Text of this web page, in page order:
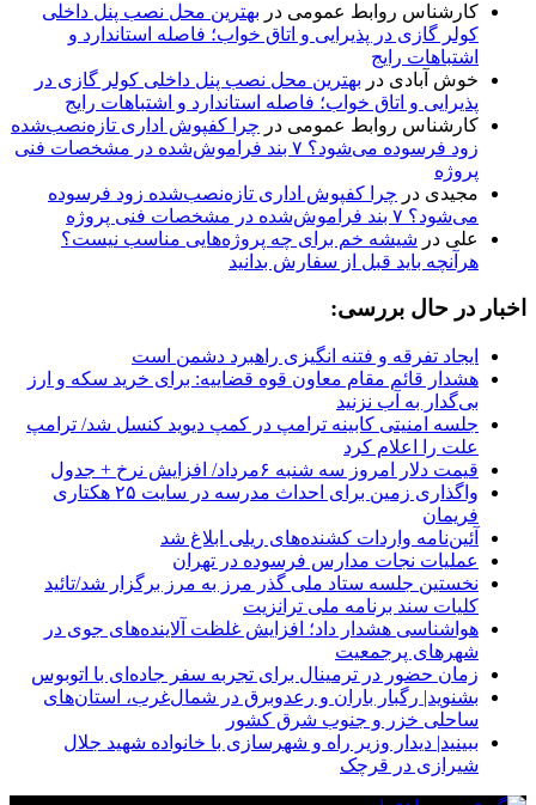
کارشناس روابط عمومی در بهترین محل نصب پنل داخلی
کولر گازی در پذیرایی و اتاق خواب؛ فاصله استاندارد و
اشتباهات رایج
خوش آبادی در بهترین محل نصب پنل داخلی کولر گازی در
پذیرایی و اتاق خواب؛ فاصله استاندارد و اشتباهات رایج
کارشناس روابط عمومی در چرا کفپوش اداری تازه‌نصب‌شده
زود فرسوده می‌شود؟ ۷ بند فراموش‌شده در مشخصات فنی
پروژه
مجیدی در چرا کفپوش اداری تازه‌نصب‌شده زود فرسوده
می‌شود؟ ۷ بند فراموش‌شده در مشخصات فنی پروژه
علی در شیشه خم برای چه پروژه‌هایی مناسب نیست؟
هرآنچه باید قبل از سفارش بدانید
اخبار در حال بررسی:
ایجاد تفرقه و فتنه انگیزی راهبرد دشمن است
هشدار قائم مقام معاون قوه قضاییه: برای خرید سکه و ارز
بی‌گدار به آب نزنید
جلسه امنیتی کابینه ترامپ در کمپ دیوید کنسل شد/ ترامپ
علت را اعلام کرد
قیمت دلار امروز سه شنبه ۶مرداد/ افزایش نرخ + جدول
واگذاری زمین برای احداث مدرسه در سایت ۲۵ هکتاری
فریمان
آئین‌نامه واردات کشنده‌های ریلی ابلاغ شد
عملیات نجات مدارس فرسوده در تهران
نخستین جلسه ستاد ملی گذر مرز به مرز برگزار شد/تائید
کلیات سند برنامه ملی ترانزیت
هواشناسی هشدار داد؛ افزایش غلظت آلاینده‌های جوی در
شهرهای پرجمعیت
زمان حضور در ترمینال برای تجربه سفر جاده‌ای با اتوبوس
بشنوید| رگبار باران و رعدوبرق در شمال‌غرب، استان‌های
ساحلی خزر و جنوب شرق کشور
ببینید| دیدار وزیر راه و شهرسازی با خانواده شهید جلال
شیرازی در قرچک